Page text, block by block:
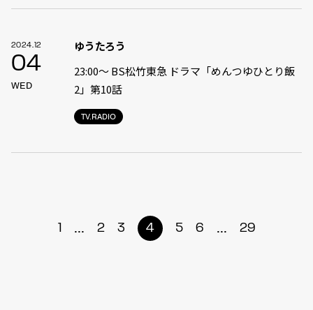
2024.12
04
WED
TV.RADIO
ゆうたろう
23:00〜 BS松竹東急 ドラマ「めんつゆひとり飯
2」第10話
1 ... 2 3 4 5 6 ... 29